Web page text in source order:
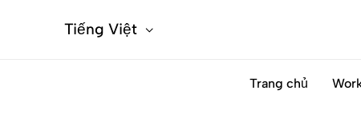
Tiếng Việt
Trang chủ